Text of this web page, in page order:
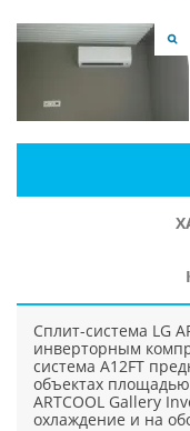
Сплит-система LG
инверторным
система A12FT
объектах
ARTCOOL Gallery
охлаждение и на